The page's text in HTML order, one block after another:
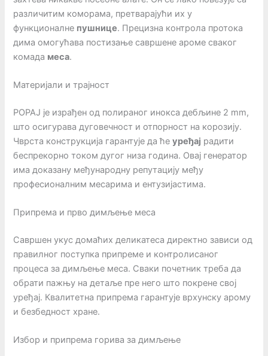
различитим коморама, претварајући их у
функционалне пушнице. Прецизна контрола протока
дима омогућава постизање савршене ароме сваког
комада меса.
Материјали и трајност
POPAJ је израђен од полираног инокса дебљине 2 mm,
што осигурава дуговечност и отпорност на корозију.
Чврста конструкција гарантује да ћеуређај радити
беспрекорно током дугог низа година. Овај генератор
има доказану међународну репутацију међу
професионалним месарима и ентузијастима.
Припрема и прво димљење меса
Савршен укус домаћих деликатеса директно зависи од
правилног поступка припреме и контролисаног
процеса за димљење меса. Сваки почетник треба да
обрати пажњу на детаље пре него што покрене свој
уређај. Квалитетна припрема гарантује врхунску арому
и безбедност хране.
Избор и припрема горива за димљење